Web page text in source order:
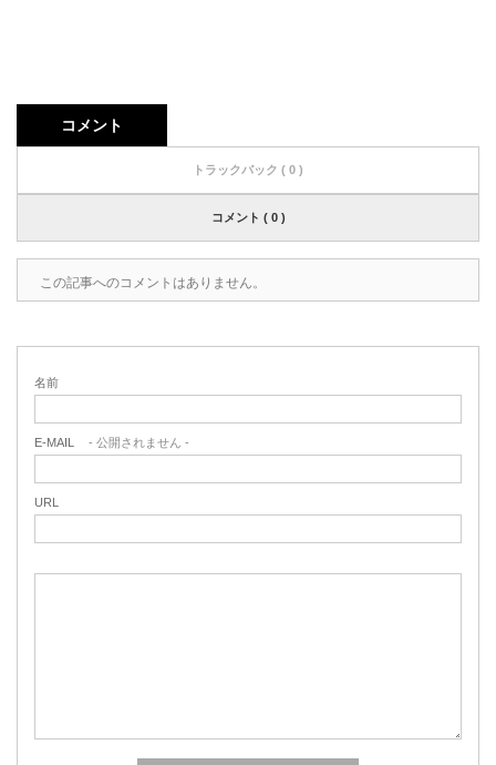
コメント
トラックバック ( 0 )
コメント ( 0 )
この記事へのコメントはありません。
名前
E-MAIL - 公開されません -
URL